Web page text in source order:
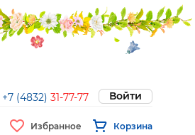
+7 (4832) 31-77-77 Войти
Избранное Корзина